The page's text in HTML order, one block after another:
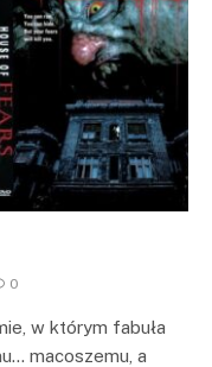
0
w którym fabuła
macoszemu, a